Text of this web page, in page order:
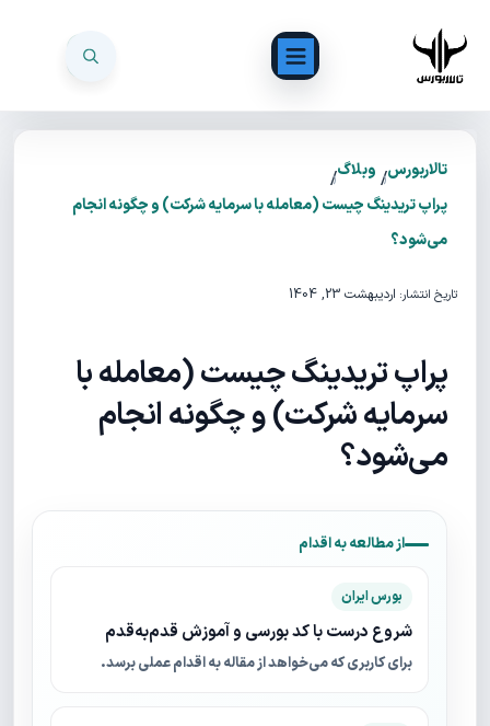
تالاربورس/ وبلاگ/
پراپ تریدینگ چیست (معامله با سرمایه شرکت) و چگونه انجام
می‌شود؟
تاریخ انتشار: اردیبهشت 23, 1404
پراپ تریدینگ چیست (معامله با
سرمایه شرکت) و چگونه انجام
می‌شود؟
از مطالعه به اقدام
بورس ایران
شروع درست با کد بورسی و آموزش قدم‌به‌قدم
برای کاربری که می‌خواهد از مقاله به اقدام عملی برسد.